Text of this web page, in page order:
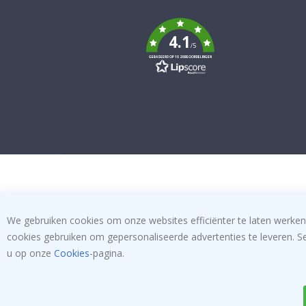
k
4.1/5
GEBASEERD OP 1029 BEOORDELINGEN
We gebruiken cookies om onze websites efficiënter te laten
cookies gebruiken om gepersonaliseerde advertenties te leveren.
u op onze Cookies-pagina.